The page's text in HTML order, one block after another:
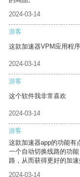
2024-03-14
游客
这款加速器VPM应用程
2024-03-14
游客
这个软件我非常喜欢
2024-03-14
游客
这款加速器app的功能有
一个自动切换线路的功
路，从而获得更好的加速
2024-03-14